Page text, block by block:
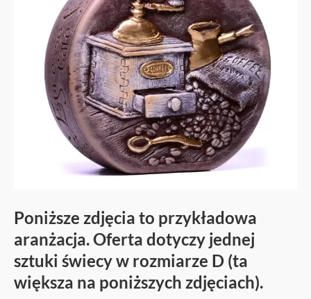
Poniższe zdjęcia to przykładowa
aranżacja. Oferta dotyczy jednej
sztuki świecy w rozmiarze D (ta
większa na poniższych zdjęciach).